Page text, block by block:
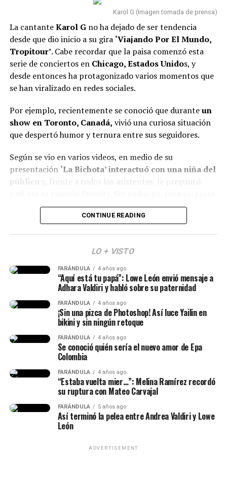
A continuación, presentamos el top 10 de las
canciones más escuchadasen el país y que
actualmente ocupan las primeras posiciones en dicho
listado:
GAMINAE — Kris R., Los Money Makers
Dichavate — Ya Ice Dilan, Rey Tony, Helabusador,
TUKI TUKIE — Kris R., GeezyDee, Flame
火炎
SUPERSTARE — Blessd, Los Money Makers
Todo Lo Fue — Lenin Ramírez
Pico Y Chao (W Sound 08) — W Sound, Kris R., Ovy
On The Drums
MERO TOTEE — Blessd, De La Rose, Los Money
4 Life — Kris R.
Karol G (Imagen tomada de prensa)
La cantanteKarol Gno ha dejado de ser tendencia
desde que dio inicio a su gira ‘Viajando Por El Mundo,
Tropitour’. Cabe recordar que la paisa comenzó esta
serie de conciertos enChicago, Estados Unidos, y
desde entonces ha protagonizado varios momentos que
se han viralizado en redes sociales.
Por ejemplo, recientemente se conoció que duranteun
show en Toronto, Canadá, vivió una curiosa situación
que despertó humor y ternura entre sus seguidores.
Según se vio en varios videos, en medio de su
presentación ‘La Bichota’ interactuó con una niña del
público y, frente a todos los asistentes, le preguntó
de todos, la pequeña en lugar de mencionar un éxito de
respondió que era ‘Dai Dai’, de Shakira.
Por otra parte, otro momento que dio de qué hablar de
Karol con un hombre.Según se observó, en imágenes
CONTINUE READING
LO + VISTO
FARÁNDULA 4 años ago
“Aquí está tu papá”: Lowe León envió mensaje a
Adhara Valdiri y habló sobre su paternidad
FARÁNDULA 4 años ago
¡Sin una pizca de Photoshop! Así luce Yailin en
bikini y sin ningún retoque
FARÁNDULA 4 años ago
Se conoció quién sería el nuevo amor de Epa
Colombia
FARÁNDULA 4 años ago
“Estaba vuelta mier…”: Melina Ramírez recordó
su ruptura con Mateo Carvajal
FARÁNDULA 5 años ago
Así terminó la pelea entre Andrea Valdiri y Lowe
León
ADVERTISEMENT